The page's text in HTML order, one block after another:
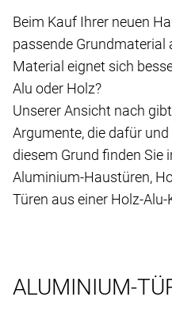
Beim Kauf Ihrer neuen
passende Grundmaterial
Material eignet sich
Alu oder Holz?
Unserer Ansicht nach
Argumente, die dafür
diesem Grund finden Sie
Aluminium-Haustüren,
Türen aus einer Holz-
ALUMINIUM-